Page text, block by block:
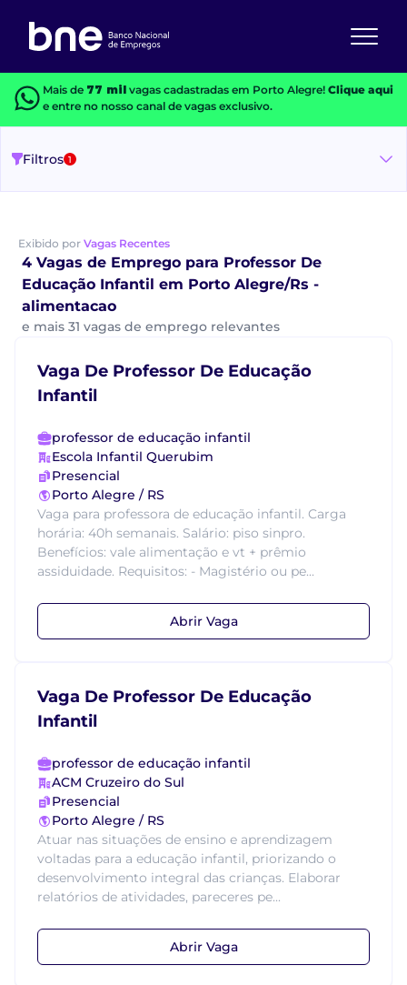
Mais de 77 milvagas cadastradas em Porto Alegre! Clique aqui
e entre no nosso canal de vagas exclusivo.
Filtros 1
Exibido por Vagas Recentes
4 Vagas de Emprego para Professor De
Educação Infantil em Porto Alegre/Rs -
alimentacao
e mais 31 vagas de emprego relevantes
Vaga De Professor De Educação
Infantil
professor de educação infantil
Escola Infantil Querubim
Presencial
Porto Alegre / RS
Vaga para professora de educação infantil. Carga
horária: 40h semanais. Salário: piso sinpro.
Benefícios: vale alimentação e vt + prêmio
assiduidade. Requisitos: - Magistério ou pe...
Abrir Vaga
Vaga De Professor De Educação
Infantil
professor de educação infantil
ACM Cruzeiro do Sul
Presencial
Porto Alegre / RS
Atuar nas situações de ensino e aprendizagem
voltadas para a educação infantil, priorizando o
desenvolvimento integral das crianças. Elaborar
relatórios de atividades, pareceres pe...
Abrir Vaga